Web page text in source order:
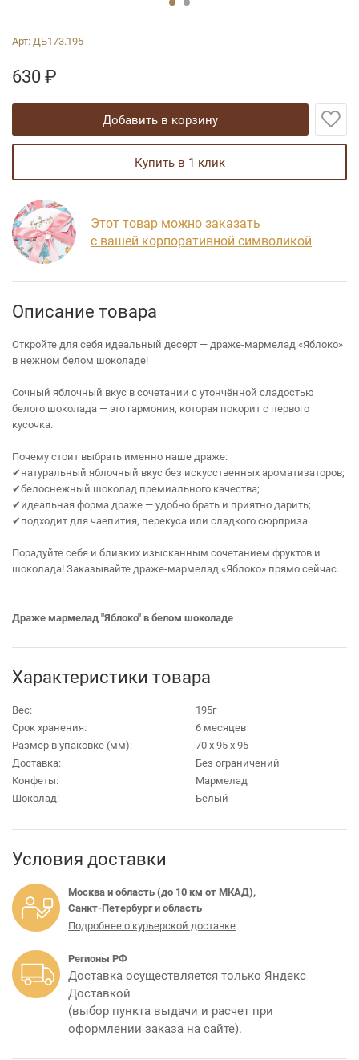
Арт:ДБ173.195
630 ₽
добавить в корзину
купить в 1 клик
Этот товар можно заказать
с вашей корпоративной символикой
Описание товара
Откройте для себя идеальный десерт — драже‑мармелад «Яблоко»
в нежном белом шоколаде!
Сочный яблочный вкус в сочетании с утончённой сладостью
белого шоколада — это гармония, которая покорит с первого
кусочка.
Почему стоит выбрать именно наше драже:
✔натуральный яблочный вкус без искусственных ароматизаторов;
✔белоснежный шоколад премиального качества;
✔идеальная форма драже — удобно брать и приятно дарить;
✔подходит для чаепития, перекуса или сладкого сюрприза.
Порадуйте себя и близких изысканным сочетанием фруктов и
шоколада! Заказывайте драже‑мармелад «Яблоко» прямо сейчас.
Драже мармелад "Яблоко" в белом шоколаде
Характеристики товара
Вес:
195г
Срок хранения:
6 месяцев
Размер в упаковке (мм):
70 х 95 х 95
Доставка:
Без ограничений
Конфеты:
Мармелад
Шоколад:
Белый
Условия доставки
Москва и область (до 10 км от МКАД),
Санкт-Петербург и область
Подробнее о курьерской доставке
Регионы РФ
Доставка осуществляется только Яндекс
Доставкой
(выбор пункта выдачи и расчет при
оформлении заказа на сайте).